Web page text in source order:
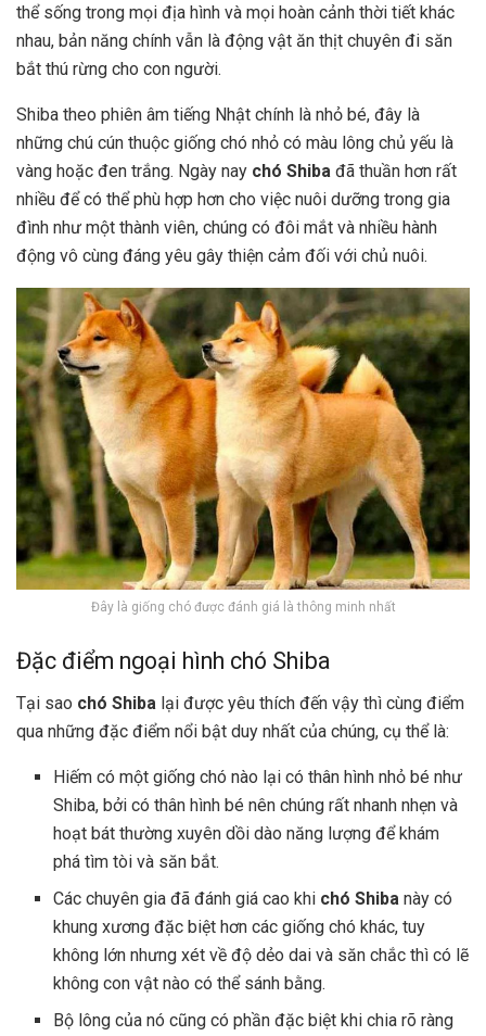
thể sống trong mọi địa hình và mọi hoàn cảnh thời tiết khác
nhau, bản năng chính vẫn là động vật ăn thịt chuyên đi săn
bắt thú rừng cho con người.
Shiba theo phiên âm tiếng Nhật chính là nhỏ bé, đây là
những chú cún thuộc giống chó nhỏ có màu lông chủ yếu là
vàng hoặc đen trắng. Ngày nay chó Shiba đã thuần hơn rất
nhiều để có thể phù hợp hơn cho việc nuôi dưỡng trong gia
đình như một thành viên, chúng có đôi mắt và nhiều hành
động vô cùng đáng yêu gây thiện cảm đối với chủ nuôi.
Đây là giống chó được đánh giá là thông minh nhất
Đặc điểm ngoại hình chó Shiba
Tại sao chó Shiba lại được yêu thích đến vậy thì cùng điểm
qua những đặc điểm nổi bật duy nhất của chúng, cụ thể là:
Hiếm có một giống chó nào lại có thân hình nhỏ bé như
Shiba, bởi có thân hình bé nên chúng rất nhanh nhẹn và
hoạt bát thường xuyên dồi dào năng lượng để khám
phá tìm tòi và săn bắt.
Các chuyên gia đã đánh giá cao khi chó Shiba này có
khung xương đặc biệt hơn các giống chó khác, tuy
không lớn nhưng xét về độ dẻo dai và săn chắc thì có lẽ
không con vật nào có thể sánh bằng.
Bộ lông củanó cũng có phần đặc biệt khi chia rõ ràng